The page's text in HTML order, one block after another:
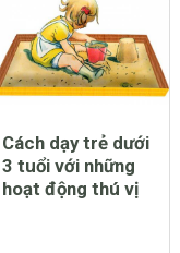
Cách dạy trẻ dưới
3 tuổi với những
hoạt động thú vị